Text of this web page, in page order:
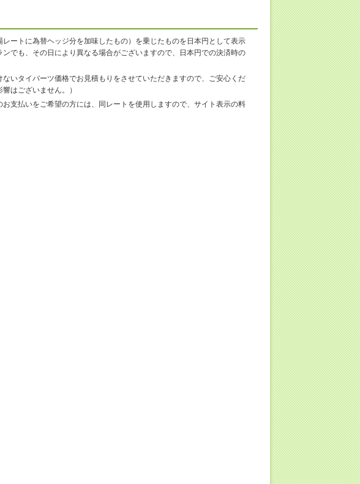
ートに為替ヘッジ分を加味したもの）を乗じたものを日本円として表示
でも、その日により異なる場合がございますので、日本円での決済時の
いタイバーツ価格でお見積もりをさせていただきますので、ご安心くだ
はございません。）
支払いをご希望の方には、同レートを使用しますので、サイト表示の料